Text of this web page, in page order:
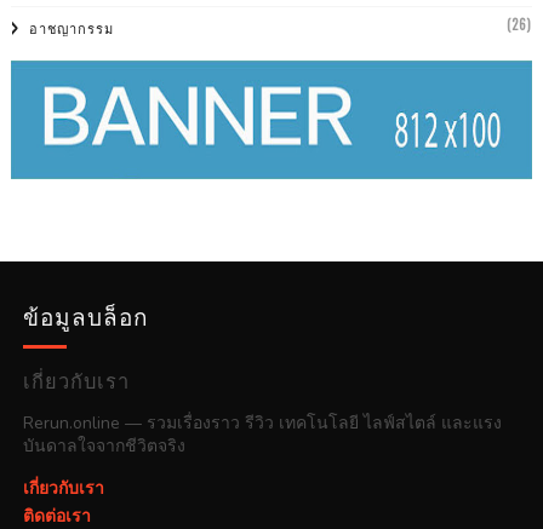
อาชญากรรม (26)
ข้อมูลบล็อก
เกี่ยวกับเรา
Rerun.online — รวมเรื่องราว รีวิว เทคโนโลยี ไลฟ์สไตล์ และแรง
บันดาลใจจากชีวิตจริง
เกี่ยวกับเรา
ติดต่อเรา